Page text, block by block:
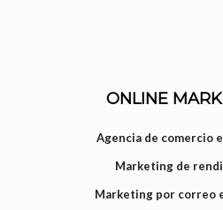
ONLINE
Agencia de comercio
Marketing de
Marketing por correo